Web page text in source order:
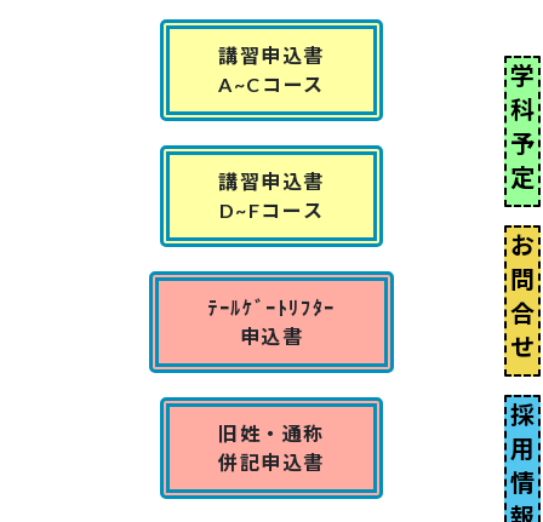
学
科
予
定
お
問
合
せ
採
用
情
報
講習申込書
A~Cコース
講習申込書
D~Fコース
ﾃｰﾙｹﾞｰﾄﾘﾌﾀｰ
申込書
旧姓・通称
併記申込書